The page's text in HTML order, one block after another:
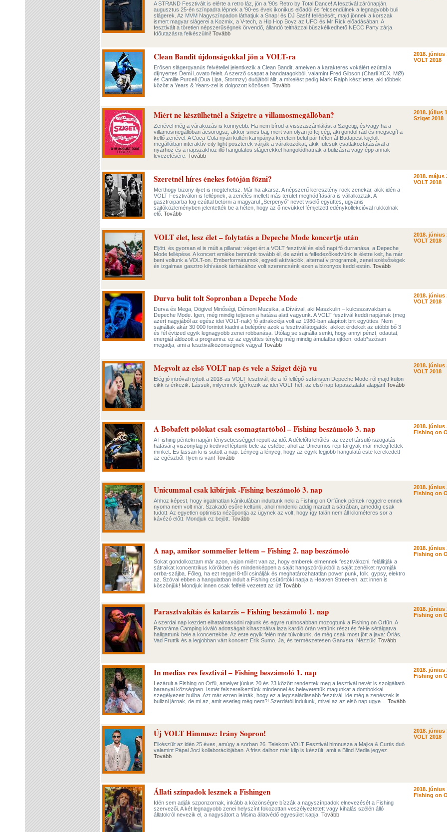
A STRAND Fesztivált is elérte a retro láz, jön a ’90s Retro by Total Dance! A fesztivál zárónapján,
augusztus 25-én színpadra lépnek a ’90-es évek ikonikus előadói és felcsendülnek a legnagyobb buli
slágerek. Az MVM Nagyszínpadon láthatjuk a Snap! és DJ Sash! fellépését, majd jönnek a korszak
ismert magyar slágerei a Kozmix, a V-tech, a Hip Hop Boyz az UFO és Mr Rick előadásában. A
fesztivált a töretlen népszerűségnek örvendő, állandó teltházzal büszkélkedhető NECC Party zárja.
Időutazásra felkészülni! Tovább
Clean Bandit újdonságokkal jön a VOLT-ra
Erősen slágergyanús felvétellel jelentkezik a Clean Bandit, amelyen a karakteres vokálért ezúttal a
díjnyertes Demi Lovato felelt. A szerző csapat a bandatagokból, valamint Fred Gibson (Charli XCX, MØ)
és Camille Purcell (Dua Lipa, Stormzy) duójából állt, a mixelést pedig Mark Ralph készítette, aki többek
között a Years & Years-zel is dolgozott közösen. Tovább
2018. június
VOLT 2018
Miért ne készülhetnél a Szigetre a villamosmegállóban?
Zenével még a várakozás is könnyebb. Ha nem bírod a visszaszámlálást a Szigetig, és/vagy ha a
villamosmegállóban ácsorogsz, akkor sincs baj, mert van olyan jó fej cég, aki gondol rád és megsegít a
kellő zenével. A Coca-Cola nyári kültéri kampánya keretein belül pár héten át Budapest kijelölt
megállóiban interaktív city light poszterek várják a várakozókat, akik fülesük csatlakoztatásával a
nyárhoz és a napszakhoz illő hangulatos slágerekkel hangolódhatnak a bulizásra vagy épp annak
levezetésére. Tovább
2018. július
Sziget 2018
Szeretnél híres énekes fotóján főzni?
Merthogy bizony ilyet is megtehetsz. Már ha akarsz. A népszerű keresztény rock zenekar, akik idén a
VOLT Fesztiválon is fellépnek, a zenélés mellett más terület meghódítására is vállalkoztak. A
gasztroiparba fog ezúttal betörni a magyarul „Serpenyő” nevet viselő együttes, ugyanis
sajtóközleményben jelentették be a héten, hogy az ő nevükkel fémjelzett edénykollekcióval rukkolnak
elő. Tovább
2018. május
VOLT 2018
VOLT élet, lesz élet – folytatás a Depeche Mode koncertje után
Eljött, és gyorsan el is múlt a pillanat: véget ért a VOLT fesztivál és első napi fő durranása, a Depeche
Mode fellépése. A koncert emléke bennünk tovább él, de azért a felfedezőkedvünk is életre kelt, ha már
bent voltunk a VOLT-on. Emberformátumok, egyedi aktivációk, alternatív programok, zenei szélsőségek
és izgalmas gasztro kihívások tárházához volt szerencsénk ezen a bizonyos kedd estén. Tovább
2018. június
VOLT 2018
Durva bulit tolt Sopronban a Depeche Mode
Durva és Mega, Dögivel Minőségi, Démoni Muzsika, a Dívával, aki Maszkulin – kulcsszavakban a
Depeche Mode. Igen, még mindig teljesen a hatása alatt vagyunk. A VOLT fesztivál keddi napjának (meg
azért nagyjából az egész idei VOLT-nak) fő attrakciója volt az 1980-ban alapított brit együttes. Nem
sajnáltak akár 30 000 forintot kiadni a belépőre azok a fesztivállátogatók, akiket érdekelt az utóbbi bő 3
és fél évtized egyik legnagyobb zenei robbanása. Utólag se sajnálta senki, hogy annyi pénzt, odautat,
energiát áldozott a programra: ez az együttes tényleg még mindig ámulatba ejtően, odab*szósan
megadja, ami a fesztiválközönségnek vágya! Tovább
2018. június
VOLT 2018
Megvolt az első VOLT nap és vele a Sziget déjà vu
Elég jó intróval nyitott a 2018-as VOLT fesztivál, de a fő fellépő-sztáristen Depeche Mode-ról majd külön
cikk is érkezik. Lássuk, milyennek ígérkezik az idei VOLT hét, az első nap tapasztalatai alapján! Tovább
2018. június
VOLT 2018
A Bobafett pólókat csak csomagtartóból – Fishing beszámoló 3. nap
A Fishing pénteki napján fénysebességgel repült az idő. A délelőtti lehűlés, az ezzel társuló iszogatás
hatására viszonylag jó kedvvel léptünk bele az estébe, ahol az Unicumos repi tárgyak már melegítettek
minket. És lassan ki is sütött a nap. Lényeg a lényeg, hogy az egyik legjobb hangulatú este kerekedett
az egészből. Ilyen is van! Tovább
2018. június
Fishing on
Unicummal csak kibírjuk -Fishing beszámoló 3. nap
Ahhoz képest, hogy irgalmatlan kánikulában indultunk neki a Fishing on Orfűnek péntek reggelre ennek
nyoma nem volt már. Szakadó esőre keltünk, ahol mindenki addig maradt a sátrában, ameddig csak
tudott. Az egyetlen optimista nézőpontja az ügynek az volt, hogy így talán nem áll kilométeres sor a
kávézó előtt. Mondjuk ez bejött. Tovább
2018. június
Fishing on
A nap, amikor sommelier lettem – Fishing 2. nap beszámoló
Sokat gondolkoztam már azon, vajon miért van az, hogy emberek elmennek fesztiválozni, felállítják a
sátraikat koncentrikus körökben és mindenképpen a saját hangszórójukból a saját zenéiket nyomják
orrba-szájba. Főleg, ha ezt reggel 8-től csinálják és meghatározhatatlan power punk, folk, gypsy, elektro
az. Szóval ebben a hangulatban indult a Fishing csütörtöki napja a Heaven Street-en, azt innen is
köszönjük! Mondjuk innen csak felfelé vezetett az út! Tovább
2018. június
Fishing on
Parasztvakítás és katarzis – Fishing beszámoló 1. nap
A szerdai nap kezdett elhatalmasodni rajtunk és egyre rutinosabban mozogtunk a Fishing on Orfűn. A
Panoráma Camping kiváló adottságait kihasználva laza kardió órán vettünk részt és fel-le sétálgatva
hallgattunk bele a koncertekbe. Az este egyik felén már túlvoltunk, de még csak most jött a java: Óriás,
Vad Fruttik és a legjobban várt koncert: Erik Sumo. Ja, és természetesen Ganxsta. Nézzük! Tovább
2018. június
Fishing on
In medias res fesztivál – Fishing beszámoló 1. nap
Lezárult a Fishing on Orfű, amelyet június 20 és 23 között rendeztek meg a fesztivál nevét is szolgáltató
baranyai községben. Ismét felszerelkeztünk mindennel és belevetettük magunkat a dombokkal
szegélyezett buliba. Azt már ezren leírták, hogy ez a legcsaládiasabb fesztivál, ide még a zenészek is
bulizni járnak, de mi az, amit esetleg még nem?! Szerdától indulunk, mivel az az első nap ugye… Tovább
2018. június
Fishing on
Új VOLT Himnusz: Irány Sopron!
Elkészült az idén 25 éves, amúgy a sorban 26. Telekom VOLT Fesztivál himnusza a Majka & Curtis duó
valamint Pápai Joci kollaborációjában. A friss dalhoz már klip is készült, amit a Blind Media jegyez.
Tovább
2018. június
VOLT 2018
Állati színpadok lesznek a Fishingen
Idén sem adják szponzornak, inkább a közönségre bízzák a nagyszínpadok elnevezését a Fishing
szervezői. A két legnagyobb zenei helyszínt fokozottan veszélyeztetett vagy kihalás szélén álló
állatokról nevezik el, a nagysátort a Misina állatvédő egyesület kapja. Tovább
2018. június
Fishing on